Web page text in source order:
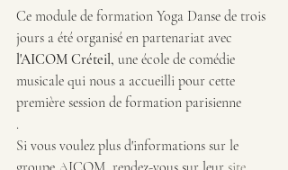
Ce module de formation Yoga Danse de trois
jours a été organisé en partenariat avec
l'AICOM Créteil, une école de comédie
musicale qui nous a accueilli pour cette
première session de formation parisienne
.
Si vous voulez plus d'informations sur le